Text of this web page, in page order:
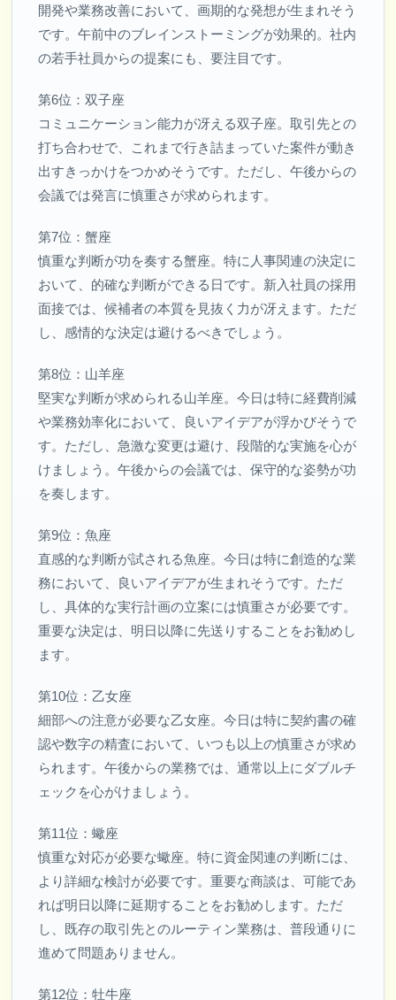
開発や業務改善において、画期的な発想が生まれそう
です。午前中のブレインストーミングが効果的。社内
の若手社員からの提案にも、要注目です。
第6位：双子座
コミュニケーション能力が冴える双子座。取引先との
打ち合わせで、これまで行き詰まっていた案件が動き
出すきっかけをつかめそうです。ただし、午後からの
会議では発言に慎重さが求められます。
第7位：蟹座
慎重な判断が功を奏する蟹座。特に人事関連の決定に
おいて、的確な判断ができる日です。新入社員の採用
面接では、候補者の本質を見抜く力が冴えます。ただ
し、感情的な決定は避けるべきでしょう。
第8位：山羊座
堅実な判断が求められる山羊座。今日は特に経費削減
や業務効率化において、良いアイデアが浮かびそうで
す。ただし、急激な変更は避け、段階的な実施を心が
けましょう。午後からの会議では、保守的な姿勢が功
を奏します。
第9位：魚座
直感的な判断が試される魚座。今日は特に創造的な業
務において、良いアイデアが生まれそうです。ただ
し、具体的な実行計画の立案には慎重さが必要です。
重要な決定は、明日以降に先送りすることをお勧めし
ます。
第10位：乙女座
細部への注意が必要な乙女座。今日は特に契約書の確
認や数字の精査において、いつも以上の慎重さが求め
られます。午後からの業務では、通常以上にダブルチ
ェックを心がけましょう。
第11位：蠍座
慎重な対応が必要な蠍座。特に資金関連の判断には、
より詳細な検討が必要です。重要な商談は、可能であ
れば明日以降に延期することをお勧めします。ただ
し、既存の取引先とのルーティン業務は、普段通りに
進めて問題ありません。
第12位：牡牛座